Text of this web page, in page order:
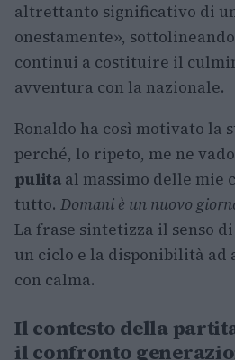
altrettanto significativo di
onestamente»,
continui a costituire il
avventura con la nazionale.
Ronaldo ha così motivato la
perché, lo ripeto, me ne
pulita al massimo delle mie
tutto. Domani è un nuovo
La frase sintetizza il senso
un ciclo e la disponibilità
con calma.
Il contesto della
il confronto